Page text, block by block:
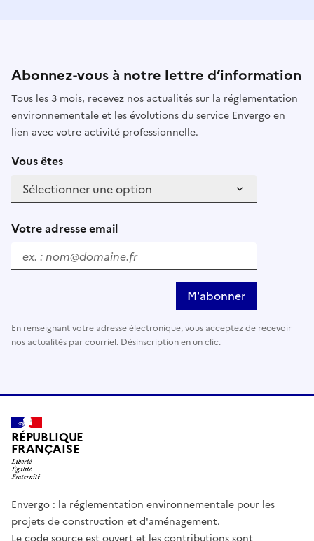
Abonnez-vous à notre lettre d’information
Tous les 3 mois, recevez nos actualités sur la réglementation
environnementale et les évolutions du service Envergo en
lien avec votre activité professionnelle.
Vous êtes
Votre adresse email
M'abonner
En renseignant votre adresse électronique, vous acceptez de recevoir
nos actualités par courriel. Désinscription en un clic.
RÉPUBLIQUE
FRANÇAISE
Envergo : la réglementation environnementale pour les
projets de construction et d'aménagement.